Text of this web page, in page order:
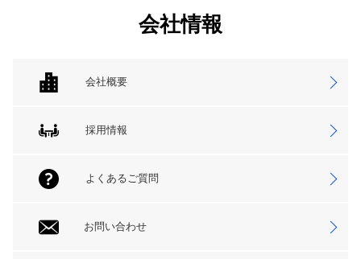
会社情報
会社概要
採用情報
よくあるご質問
お問い合わせ